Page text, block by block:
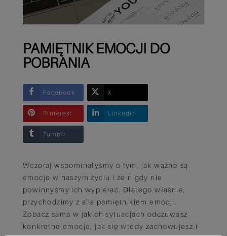
PAMIĘTNIK EMOCJI DO
POBRANIA
Facebook X
Pinterest LinkedIn
Tumblr
Wczoraj wspominałyśmy o tym, jak ważne są
emocje w naszym życiu i że nigdy nie
powinnyśmy ich wypierać. Dlatego właśnie,
przychodzimy z a'la pamiętnikiem emocji.
Zobacz sama w jakich sytuacjach odczuwasz
konkretne emocje, jak się wtedy zachowujesz i